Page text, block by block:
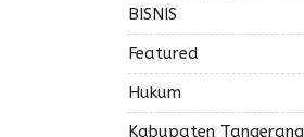
BISNIS
Featured
Hukum
Kabupaten Tangerang